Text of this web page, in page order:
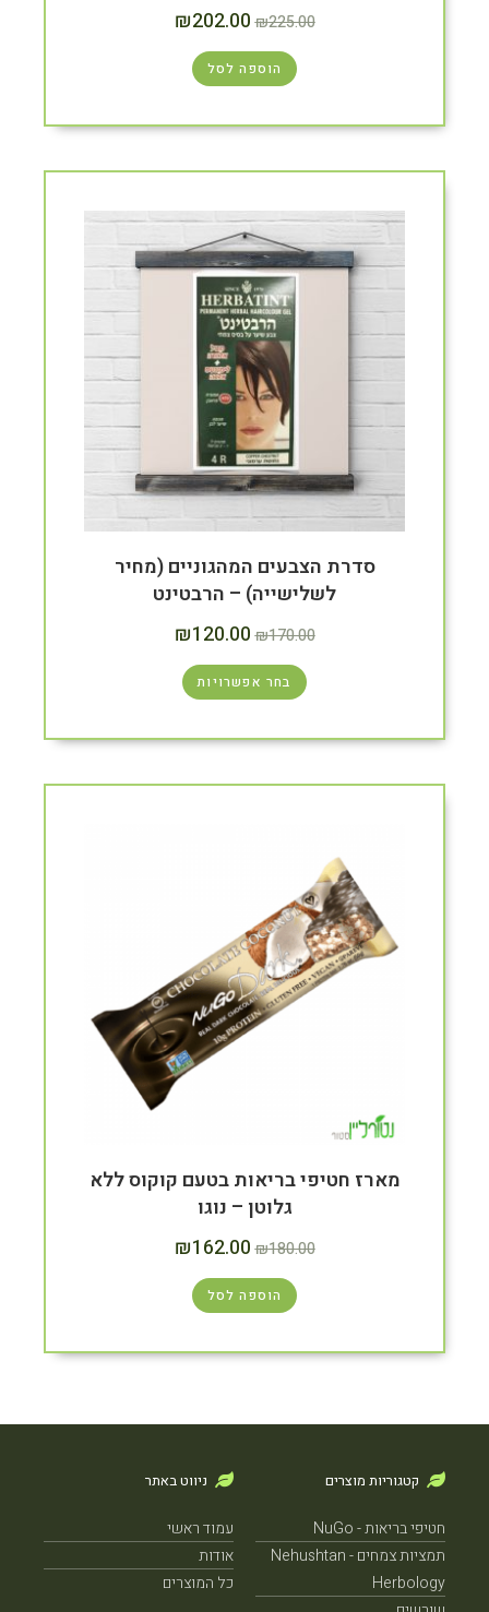
₪225.00
₪202.00
הוספה לסל
סדרת הצבעים המהגוניים (מחיר
לשלישייה) – הרבטינט
₪170.00
₪120.00
בחר אפשרויות
מארז חטיפי בריאות בטעם קוקוס ללא
גלוטן – נוגו
₪180.00
₪162.00
הוספה לסל
קטגוריות מוצרים
חטיפי בריאות - NuGo
תמציות צמחים - Nehushtan
Herbology
ניווט באתר
עמוד ראשי
אודות
כל המוצרים